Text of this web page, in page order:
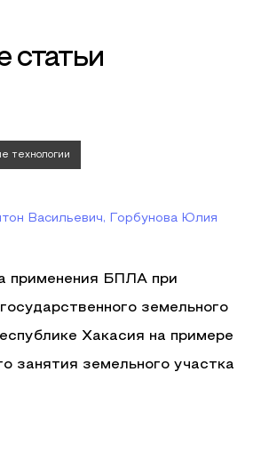
статьи
технологии
Васильевич, Горбунова Юлия
применения БПЛА при
земельного
Хакасия на примере
занятия земельного участка